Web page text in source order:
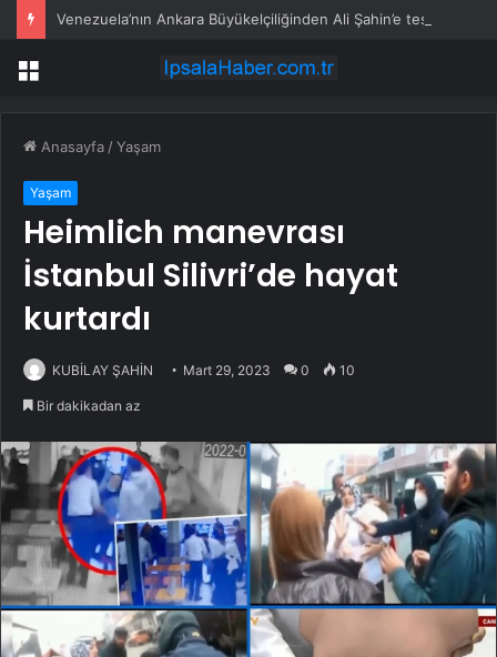
Menü
Anasayfa /Yaşam
Yaşam
Heimlich manevrası
İstanbul Silivri’de hayat
kurtardı
KUBİLAY ŞAHİN Mart 29, 2023 0 10
Bir dakikadan az